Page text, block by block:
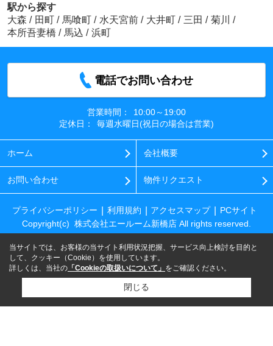
駅から探す
大森 / 田町 / 馬喰町 / 水天宮前 / 大井町 / 三田 / 菊川
/
本所吾妻橋 / 馬込 / 浜町
電話でお問い合わせ
営業時間：
10:00～19:00
定休日：
毎週水曜日(祝日の場合は営業)
ホーム 会社概要
お問い合わせ 物件リクエスト
プライバシーポリシー 利用規約 アクセスマップ
PCサイト
Copyright(c) 株式会社エールーム新橋店 All rights reserved.
当サイトでは、お客様の当サイト利用状況把握、サービス向上検討を目的と
して、クッキー（Cookie）を使用しています。
詳しくは、当社の 「Cookieの取扱いについて」 をご確認ください。
閉じる